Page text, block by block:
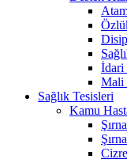
İdari
Mali
Sağlık Tesisleri
Kamu